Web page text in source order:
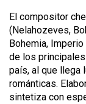
El compositor
(Nelahozeves,
Bohemia,
de los
país, al que llega
románticas.
sintetiza con